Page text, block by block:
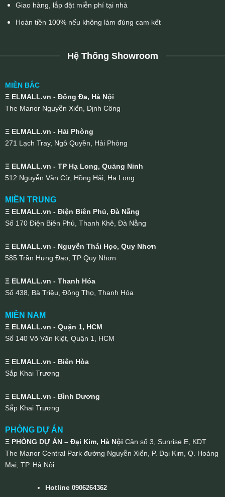
Giao hàng, lắp đặt miễn phí tại nhà
Hoàn tiền 100% nếu không làm đúng cam kết
Hệ Thống Showroom
MIỀN BẮC
Ξ ELMALL.vn - Đống Đa, Hà Nội
The Manor Nguyễn Xiển, Định Công
Ξ ELMALL.vn - Hải Phòng
271 Lạch Tray, Ngô Quyền, Hải Phòng
Ξ ELMALL.vn - TP Hạ Long, Quảng Ninh
512 Nguyễn Văn Cừ, Hồng Hải, Hạ Long
MIỀN TRUNG
Ξ ELMALL.vn - Điện Biên Phủ, Đà Nẵng
Số 170 Điện Biên Phủ, Thanh Khê, Đà Nẵng
Ξ ELMALL.vn - Nguyễn Thái Học, Quy Nhơn
585 Trần Hưng Đạo, TP Quy Nhơn
Ξ ELMALL.vn - Thanh Hóa
Số 438, Bà Triệu, Đông Thọ, Thanh Hóa
MIỀN NAM
Ξ ELMALL.vn - Quận 1, HCM
Số 140 Võ Văn Kiệt, Quận 1, HCM
Ξ ELMALL.vn - Biên Hòa
Sắp Khai Trương
Ξ ELMALL.vn - Bình Dương
Sắp Khai Trương
PHÒNG DỰ ÁN
Ξ PHÒNG DỰ ÁN – Đại Kim, Hà Nội Căn số 3, Sunrise E, KDT
The Manor Central Park đường Nguyễn Xiển, P. Đại Kim, Q. Hoàng
Mai, TP. Hà Nội
Hotline0906264362